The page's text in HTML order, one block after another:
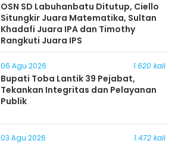
OSN SD Labuhanbatu Ditutup, Ciello
Situngkir Juara Matematika, Sultan
Khadafi Juara IPA dan Timothy
Rangkuti Juara IPS
06 Agu 2026 1.620 kali
Bupati Toba Lantik 39 Pejabat,
Tekankan Integritas dan Pelayanan
Publik
03 Agu 2026 1.472 kali